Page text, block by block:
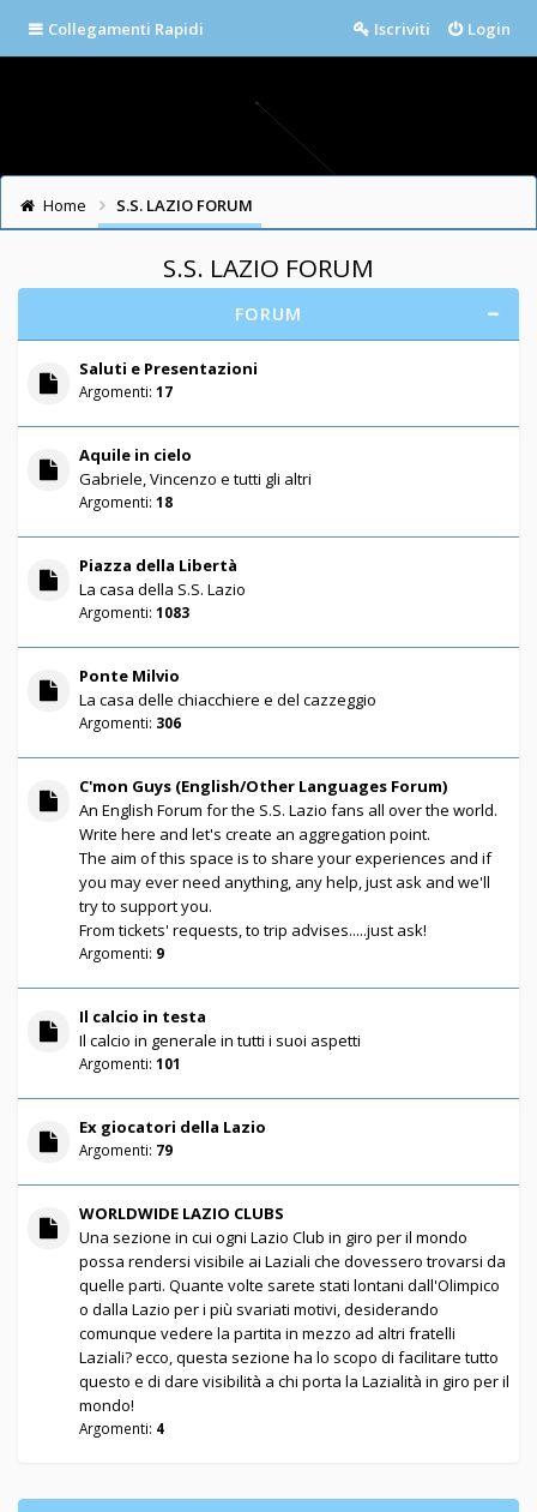
Collegamenti Rapidi Login
Iscriviti
Home S.S. LAZIO FORUM
S.S. LAZIO FORUM
FORUM
Saluti e Presentazioni
Argomenti: 17
Aquile in cielo
Gabriele, Vincenzo e tutti gli altri
Argomenti: 18
Piazza della Libertà
La casa della S.S. Lazio
Argomenti: 1083
Ponte Milvio
La casa delle chiacchiere e del cazzeggio
Argomenti: 306
C'mon Guys (English/Other Languages Forum)
An English Forum for the S.S. Lazio fans all over the world.
Write here and let's create an aggregation point.
The aim of this space is to share your experiences and if
you may ever need anything, any help, just ask and we'll
try to support you.
From tickets' requests, to trip advises.....just ask!
Argomenti: 9
Il calcio in testa
Il calcio in generale in tutti i suoi aspetti
Argomenti: 101
Ex giocatori della Lazio
Argomenti: 79
WORLDWIDE LAZIO CLUBS
Una sezione in cui ogni Lazio Club in giro per il mondo
possa rendersi visibile ai Laziali che dovessero trovarsi da
quelle parti. Quante volte sarete stati lontani dall'Olimpico
o dalla Lazio per i più svariati motivi, desiderando
comunque vedere la partita in mezzo ad altri fratelli
Laziali? ecco, questa sezione ha lo scopo di facilitare tutto
questo e di dare visibilità a chi porta la Lazialità in giro per il
mondo!
Argomenti: 4